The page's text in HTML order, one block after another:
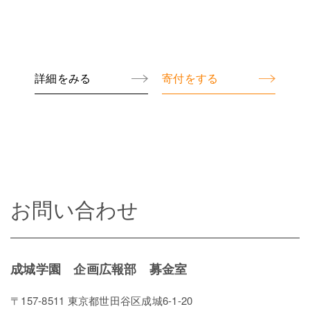
詳細をみる 寄付をする
お問い合わせ
成城学園 企画広報部 募金室
〒157-8511 東京都世田谷区成城6-1-20